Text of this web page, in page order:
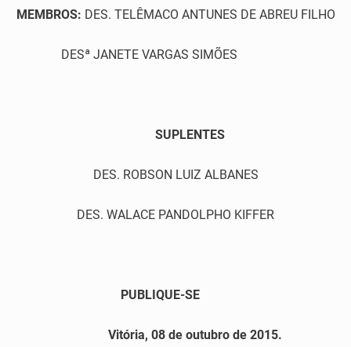
MEMBROS: DES. TELÊMACO ANTUNES DE ABREU FILHO
DESª JANETE VARGAS SIMÕES
SUPLENTES
DES. ROBSON LUIZ ALBANES
DES. WALACE PANDOLPHO KIFFER
PUBLIQUE-SE
Vitória, 08 de outubro de 2015.